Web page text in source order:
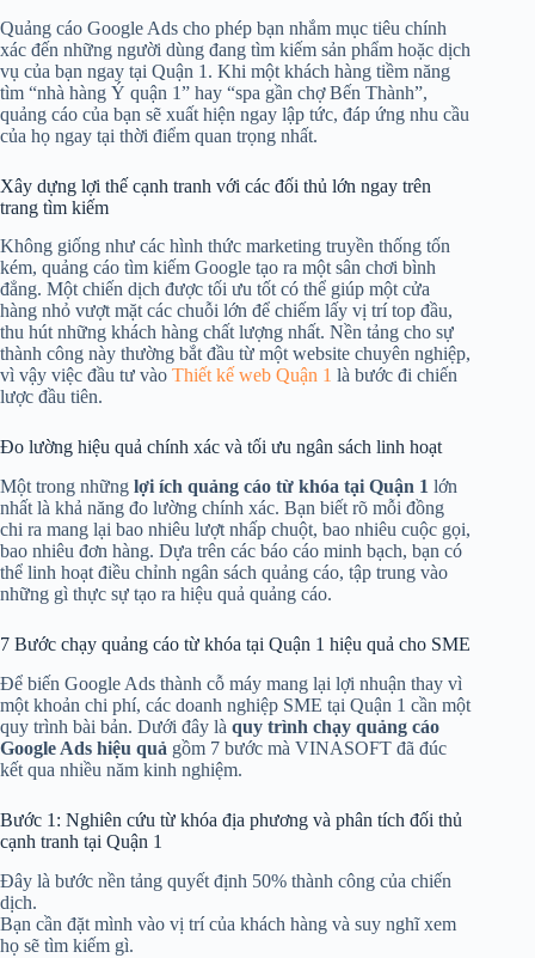
Quảng cáo Google Ads cho phép bạn nhắm mục tiêu chính
xác đến những người dùng đang tìm kiếm sản phẩm hoặc dịch
vụ của bạn ngay tại Quận 1. Khi một khách hàng tiềm năng
tìm “nhà hàng Ý quận 1” hay “spa gần chợ Bến Thành”,
quảng cáo của bạn sẽ xuất hiện ngay lập tức, đáp ứng nhu cầu
của họ ngay tại thời điểm quan trọng nhất.
Xây dựng lợi thế cạnh tranh với các đối thủ lớn ngay trên
trang tìm kiếm
Không giống như các hình thức marketing truyền thống tốn
kém, quảng cáo tìm kiếm Google tạo ra một sân chơi bình
đẳng. Một chiến dịch được tối ưu tốt có thể giúp một cửa
hàng nhỏ vượt mặt các chuỗi lớn để chiếm lấy vị trí top đầu,
thu hút những khách hàng chất lượng nhất. Nền tảng cho sự
thành công này thường bắt đầu từ một website chuyên nghiệp,
vì vậy việc đầu tư vào Thiết kế web Quận 1 là bước đi chiến
lược đầu tiên.
Đo lường hiệu quả chính xác và tối ưu ngân sách linh hoạt
Một trong những lợi ích quảng cáo từ khóa tại Quận 1 lớn
nhất là khả năng đo lường chính xác. Bạn biết rõ mỗi đồng
chi ra mang lại bao nhiêu lượt nhấp chuột, bao nhiêu cuộc gọi,
bao nhiêu đơn hàng. Dựa trên các báo cáo minh bạch, bạn có
thể linh hoạt điều chỉnh ngân sách quảng cáo, tập trung vào
những gì thực sự tạo ra hiệu quả quảng cáo.
7 Bước chạy quảng cáo từ khóa tại Quận 1 hiệu quả cho SME
Để biến Google Ads thành cỗ máy mang lại lợi nhuận thay vì
một khoản chi phí, các doanh nghiệp SME tại Quận 1 cần một
quy trình bài bản. Dưới đây là quy trình chạy quảng cáo
Google Ads hiệu quả gồm 7 bước mà VINASOFT đã đúc
kết qua nhiều năm kinh nghiệm.
Bước 1: Nghiên cứu từ khóa địa phương và phân tích đối thủ
cạnh tranh tại Quận 1
Đây là bước nền tảng quyết định 50% thành công của chiến
dịch.
Bạn cần đặt mình vào vị trí của khách hàng và suy nghĩ xem
họ sẽ tìm kiếm gì.